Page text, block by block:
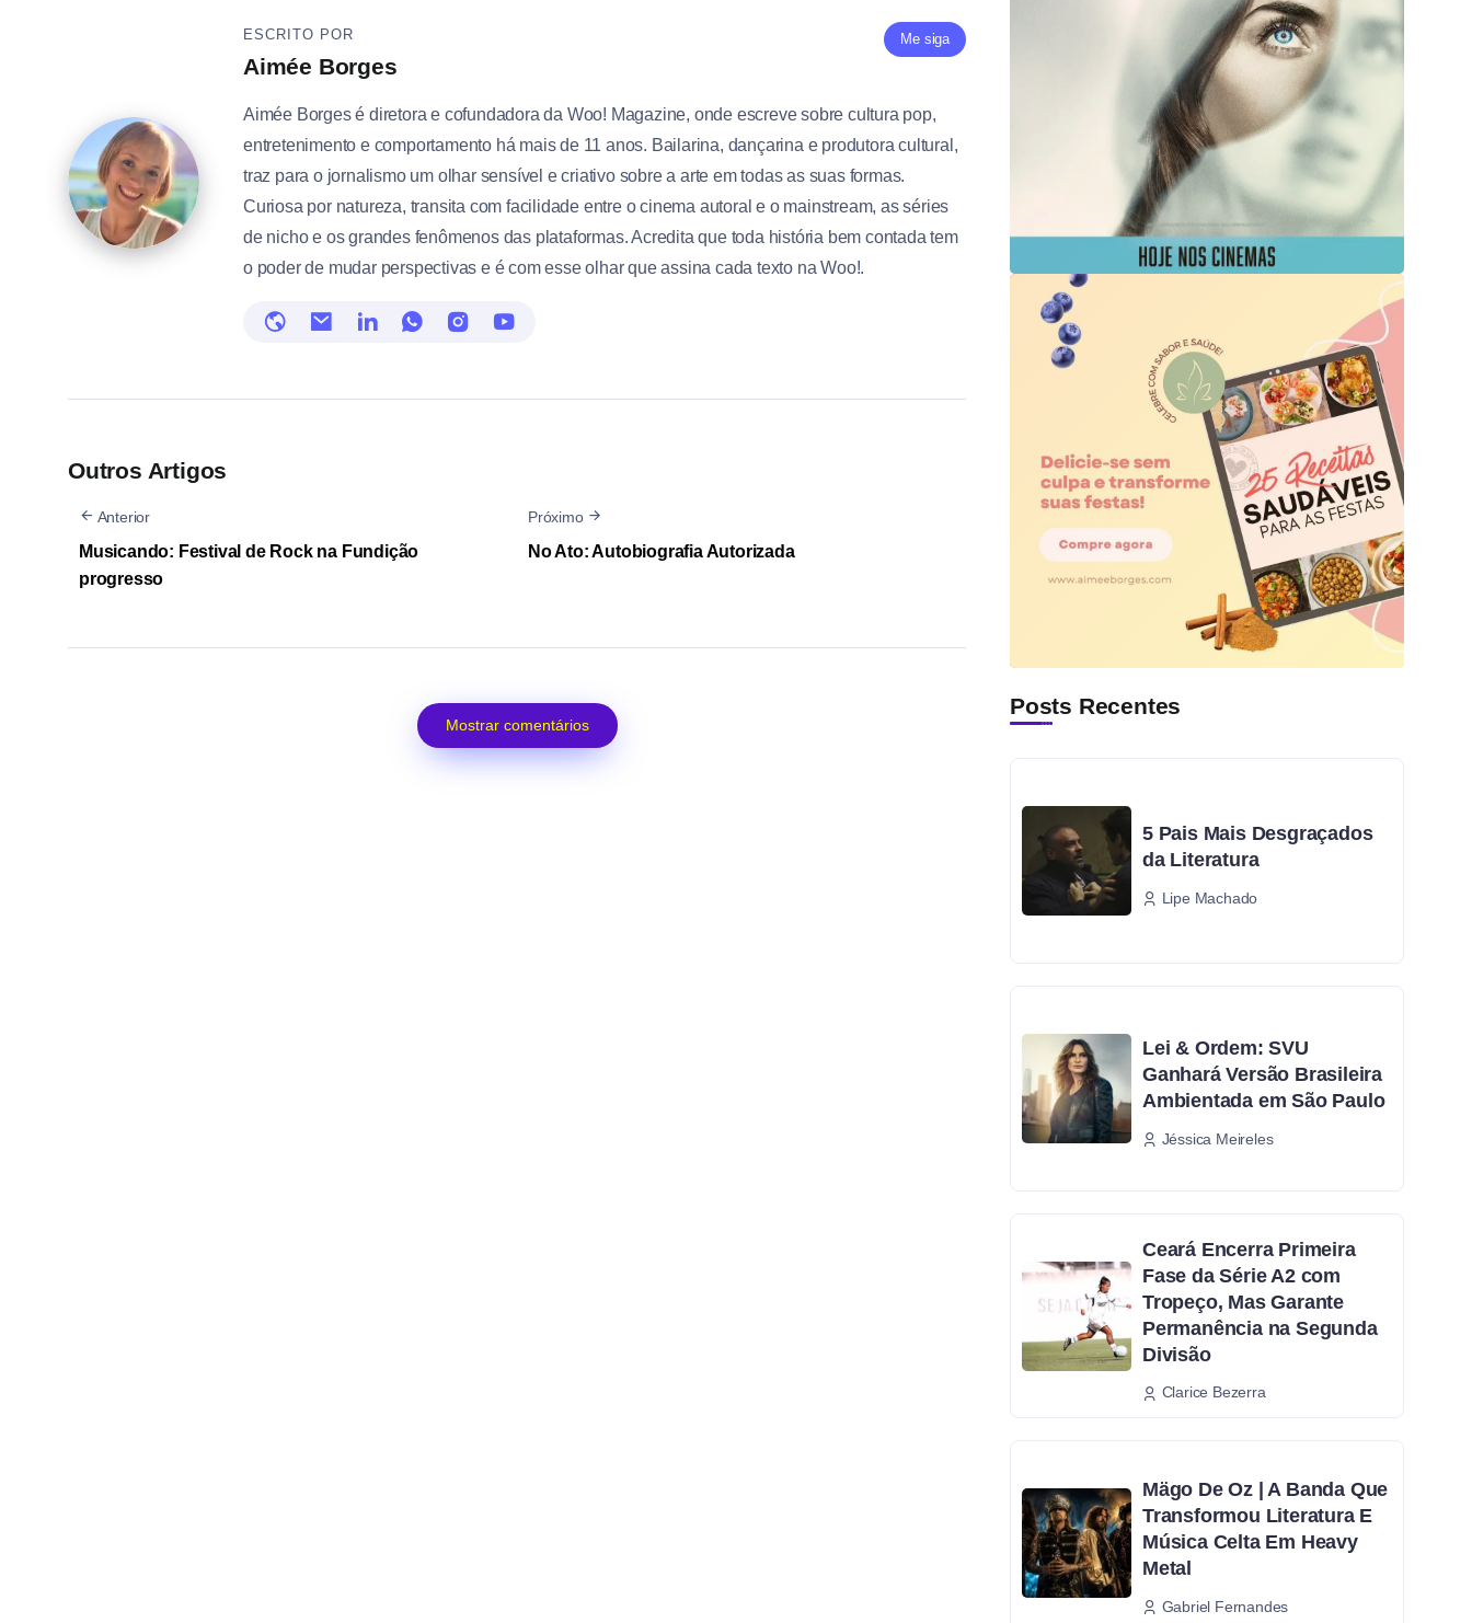
Me siga
ESCRITO POR
Aimée Borges
Aimée Borges é diretora e cofundadora da Woo! Magazine, onde escreve sobre cultura pop,
entretenimento e comportamento há mais de 11 anos. Bailarina, dançarina e produtora cultural,
traz para o jornalismo um olhar sensível e criativo sobre a arte em todas as suas formas.
Curiosa por natureza, transita com facilidade entre o cinema autoral e o mainstream, as séries
de nicho e os grandes fenômenos das plataformas. Acredita que toda história bem contada tem
o poder de mudar perspectivas e é com esse olhar que assina cada texto na Woo!.
Outros Artigos
Anterior
Musicando: Festival de Rock na Fundição
progresso
Próximo
No Ato: Autobiografia Autorizada
Mostrar comentários
Posts Recentes
5 Pais Mais Desgraçados
da Literatura
Lipe Machado
Lei & Ordem: SVU
Ganhará Versão Brasileira
Ambientada em São Paulo
Jéssica Meireles
Ceará Encerra Primeira
Fase da Série A2 com
Tropeço, Mas Garante
Permanência na Segunda
Divisão
Clarice Bezerra
Mägo De Oz | A Banda Que
Transformou Literatura E
Música Celta Em Heavy
Metal
Gabriel Fernandes